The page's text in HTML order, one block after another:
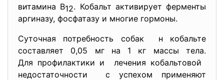
витамина В12. Кобальт активирует ферменты
аргиназу, фосфатазу и многие гормоны.
Суточная потребность собак н кобальте
составляет 0,05 мг на 1 кг массы тела.
Для профилактики и лечения кобальтовой
недостаточности с успехом применяют